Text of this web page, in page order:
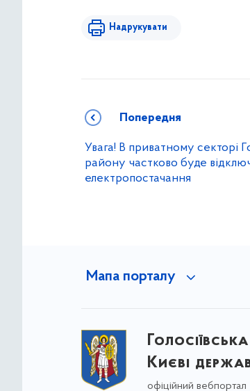
Надрукувати
Попередня
Увага! В приватному секторі
району частково буде
електропостачання
Мапа порталу
Києві
офіційний вебпортал